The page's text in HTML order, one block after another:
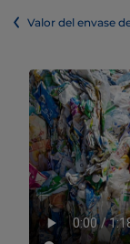
Valor del envase